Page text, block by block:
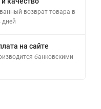
возврат товара в
дней
на сайте
банковскими